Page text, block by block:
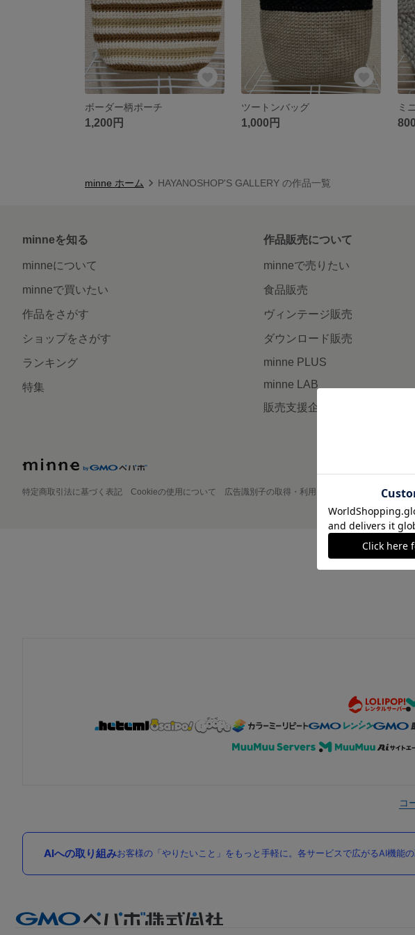
ボーダー柄ポーチ
1,200円
ツートンバッグ
1,000円
ミ
minne ホーム HAYANOSHOP'S GALLERY の作品一覧
minneを知る
minneについて
minneで買いたい
作品をさがす
ショップをさがす
ランキング
特集
作品販売について
minneで売りたい
食品販売
ヴィンテージ販売
ダウンロード販売
minne PLUS
minne LAB
販売支援企画・イベント
特定商取引法に基づく表記 Cookieの使用について 広告識別子の取得・利用 プライバシーポリシー
©GMO
コ
AIへの取り組みお客様の「やりたいこと」をもっと手軽に。各サービスで広がるAI機能